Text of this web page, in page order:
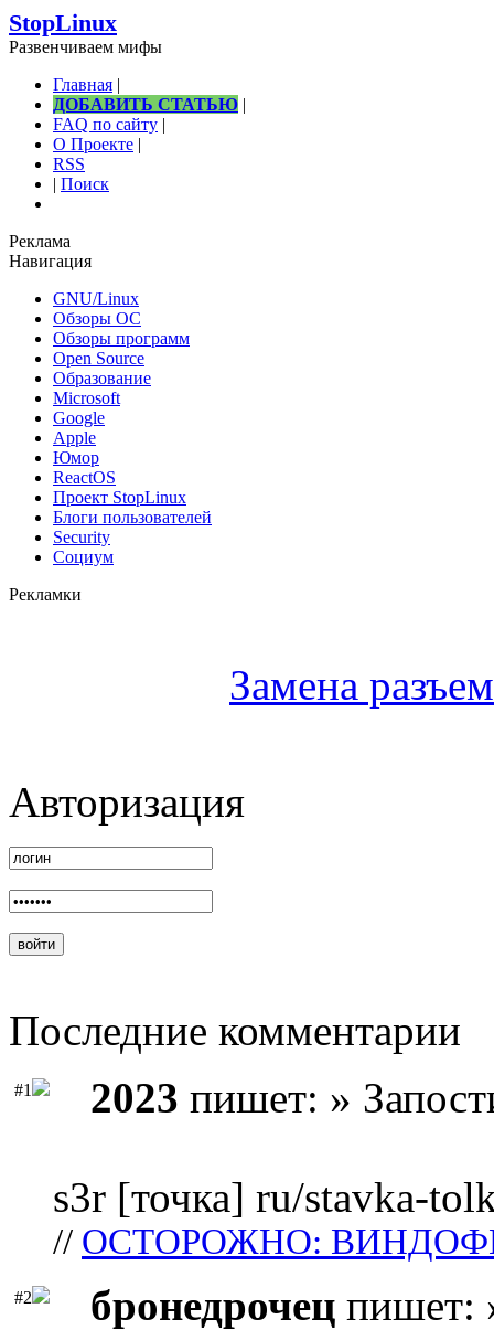
StopLinux
Развенчиваем мифы
Главная |
ДОБАВИТЬ СТАТЬЮ |
FAQ по сайту |
О Проекте |
RSS
| Поиск
Реклама
Навигация
GNU/Linux
Обзоры ОС
Обзоры программ
Open Source
Образование
Microsoft
Google
Apple
Юмор
ReactOS
Проект StopLinux
Блоги пользователей
Security
Социум
Рекламки
Замена
Авторизация
Последние комментарии
#1 2023 пишет: »
s3r [точка] ru/stavka-
// ОСТОРОЖНО:
#2 бронедрочец пишет: